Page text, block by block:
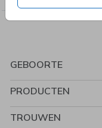
GEBOORTE
PRODUCTEN
TROUWEN